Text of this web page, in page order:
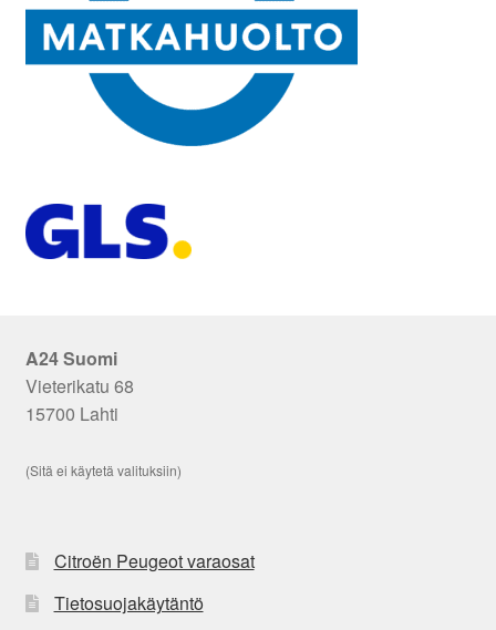
A24 Suomi
Vieterikatu 68
15700 Lahti
(Sitä ei käytetä valituksiin)
Citroën Peugeot varaosat
Tietosuojakäytäntö